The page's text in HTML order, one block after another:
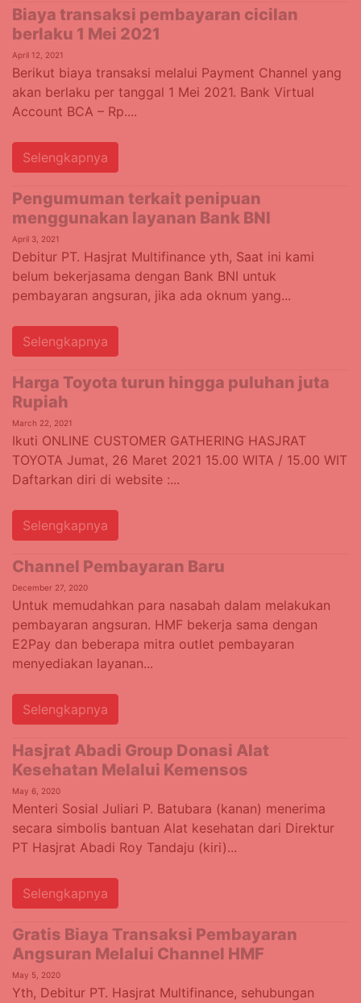
Biaya transaksi pembayaran cicilan
berlaku 1 Mei 2021
April 12, 2021
Berikut biaya transaksi melalui Payment Channel yang
akan berlaku per tanggal 1 Mei 2021. Bank Virtual
Account BCA – Rp....
Selengkapnya
Pengumuman terkait penipuan
menggunakan layanan Bank BNI
April 3, 2021
Debitur PT. Hasjrat Multifinance yth, Saat ini kami
belum bekerjasama dengan Bank BNI untuk
pembayaran angsuran, jika ada oknum yang...
Selengkapnya
Harga Toyota turun hingga puluhan juta
Rupiah
March 22, 2021
Ikuti ONLINE CUSTOMER GATHERING HASJRAT
TOYOTA Jumat, 26 Maret 2021 15.00 WITA / 15.00 WIT
Daftarkan diri di website :...
Selengkapnya
Channel Pembayaran Baru
December 27, 2020
Untuk memudahkan para nasabah dalam melakukan
pembayaran angsuran. HMF bekerja sama dengan
E2Pay dan beberapa mitra outlet pembayaran
menyediakan layanan...
Selengkapnya
Hasjrat Abadi Group Donasi Alat
Kesehatan Melalui Kemensos
May 6, 2020
Menteri Sosial Juliari P. Batubara (kanan) menerima
secara simbolis bantuan Alat kesehatan dari Direktur
PT Hasjrat Abadi Roy Tandaju (kiri)...
Selengkapnya
Gratis Biaya Transaksi Pembayaran
Angsuran Melalui Channel HMF
May 5, 2020
Yth, Debitur PT. Hasjrat Multifinance, sehubungan